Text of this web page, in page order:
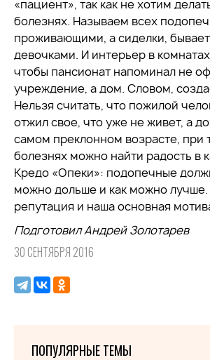
«пациент», так как не хотим
болезнях. Называем всех
проживающими, а сиделки,
девочками. И интерьер в
чтобы пансионат напоминал не
учреждение, а дом. Словом,
Нельзя считать, что пожилой
отжил свое, что уже не живет, а
самом преклонном возрасте, при
болезнях можно найти радость в
Кредо «Опеки»: подопечные
можно дольше и как можно
репутация и наша основная
Подготовил Андрей Золотарев
30 СЕНТЯБРЯ 2016
ПОПУЛЯРНЫЕ ТЕМЫ